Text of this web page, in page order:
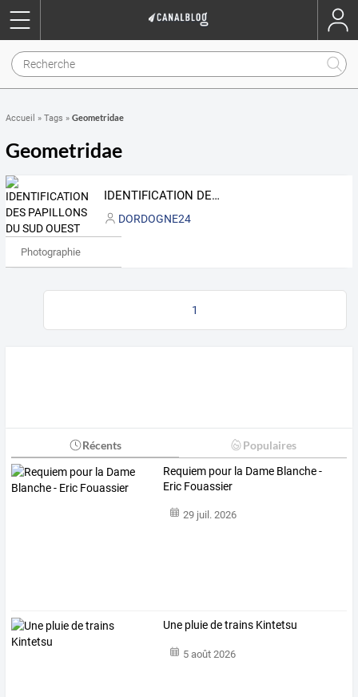
Accueil » Tags » Geometridae
Geometridae
IDENTIFICATION DES PAPILLONS DU SUD OUEST
DORDOGNE24
Photographie
1
Récents Populaires
Requiem pour la Dame Blanche -
Eric Fouassier
29 juil. 2026
Une pluie de trains Kintetsu
5 août 2026